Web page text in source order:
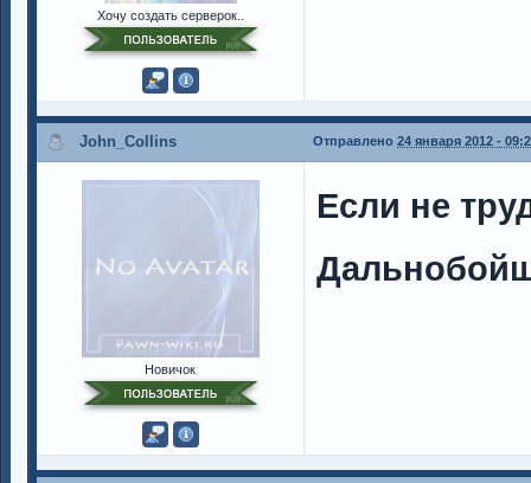
Хочу создать серверок..
John_Collins Отправлено 24 января 2012 -
Новичок
Если не